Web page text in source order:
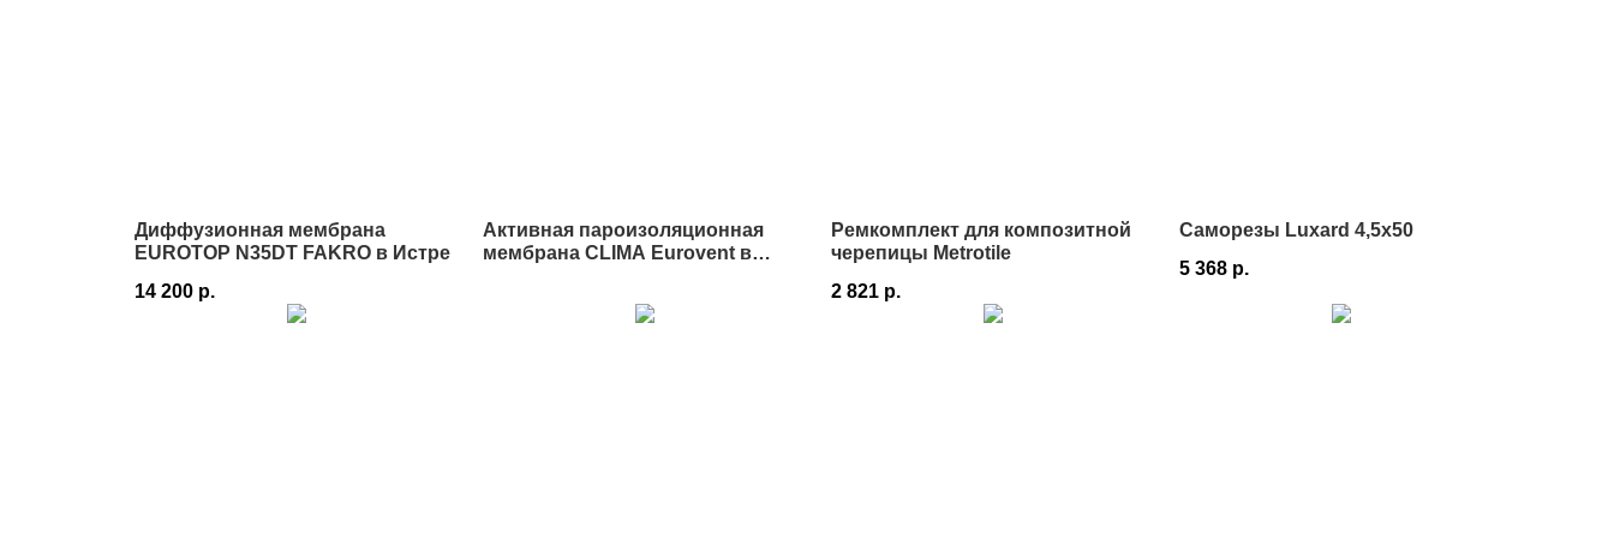
Диффузионная мембрана
EUROTOP N35DT FAKRO в Истре
14 200 р.
Активная пароизоляционная
мембрана CLIMA Eurovent в
Ремкомплект для композитной
черепицы Metrotile
2 821 р.
Саморезы Luxard 4,5х50
5 368 р.